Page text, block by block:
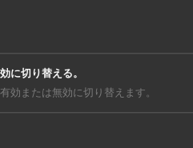
器を導入したことで、感覚だけに頼らな
に切り替える。
効または無効に切り替えます。